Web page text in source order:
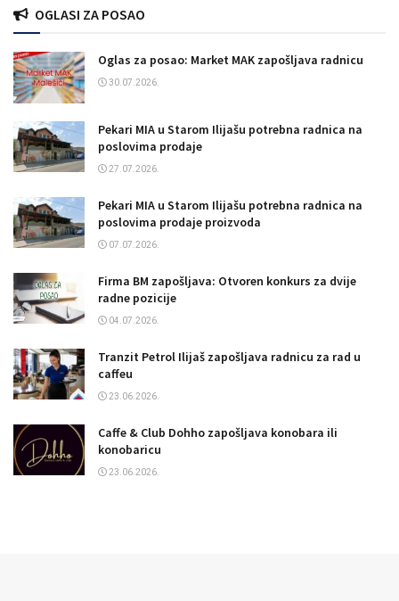
OGLASI ZA POSAO
Oglas za posao: Market MAK zapošljava radnicu
30.07.2026.
Pekari MIA u Starom Ilijašu potrebna radnica na
poslovima prodaje
27.07.2026.
Pekari MIA u Starom Ilijašu potrebna radnica na
poslovima prodaje proizvoda
07.07.2026.
Firma BM zapošljava: Otvoren konkurs za dvije
radne pozicije
04.07.2026.
Tranzit Petrol Ilijaš zapošljava radnicu za rad u
caffeu
23.06.2026.
Caffe & Club Dohho zapošljava konobara ili
konobaricu
23.06.2026.